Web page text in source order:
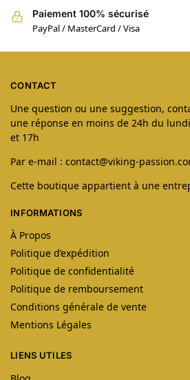
Paiement 100% sécurisé
PayPal / MasterCard / Visa
CONTACT
Une question ou une suggestion,
une réponse en moins de 24h du
et 17h
Par e-mail : contact@viking-
Cette boutique appartient à une
INFORMATIONS
À Propos
Politique d’expédition
Politique de confidentialité
Politique de remboursement
Conditions générale de vente
Mentions Légales
LIENS UTILES